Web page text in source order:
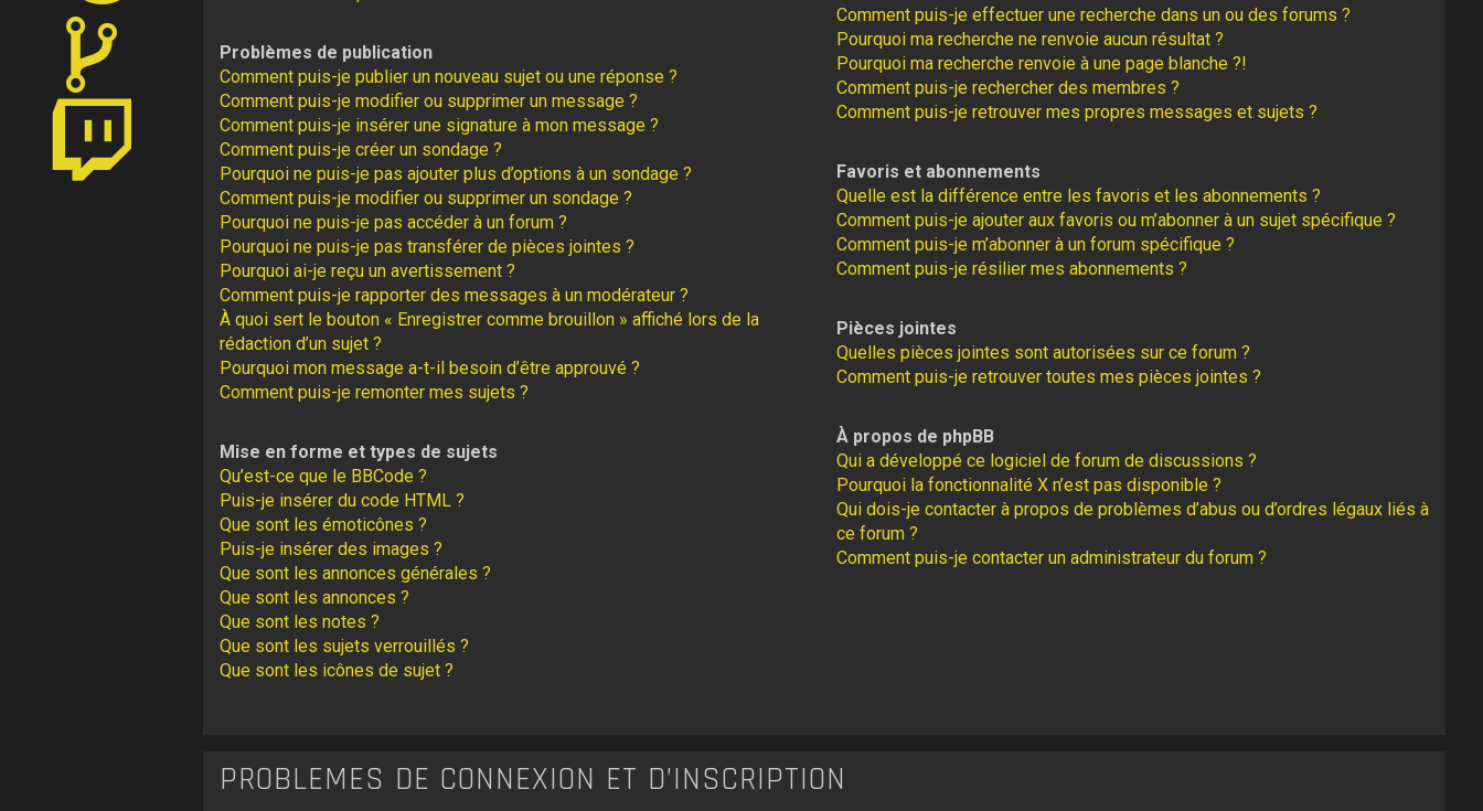
Problèmes de publication
Comment puis-je publier un nouveau sujet ou une réponse ?
Comment puis-je modifier ou supprimer un message ?
Comment puis-je insérer une signature à mon message ?
Comment puis-je créer un sondage ?
Pourquoi ne puis-je pas ajouter plus d’options à un sondage ?
Comment puis-je modifier ou supprimer un sondage ?
Pourquoi ne puis-je pas accéder à un forum ?
Pourquoi ne puis-je pas transférer de pièces jointes ?
Pourquoi ai-je reçu un avertissement ?
Comment puis-je rapporter des messages à un modérateur ?
À quoi sert le bouton « Enregistrer comme brouillon » affiché lors de la
rédaction d’un sujet ?
Pourquoi mon message a-t-il besoin d’être approuvé ?
Comment puis-je remonter mes sujets ?
Mise en forme et types de sujets
Qu’est-ce que le BBCode ?
Puis-je insérer du code HTML ?
Que sont les émoticônes ?
Puis-je insérer des images ?
Que sont les annonces générales ?
Que sont les annonces ?
Que sont les notes ?
Que sont les sujets verrouillés ?
Que sont les icônes de sujet ?
Comment puis-je effectuer une recherche dans un ou des forums ?
Pourquoi ma recherche ne renvoie aucun résultat ?
Pourquoi ma recherche renvoie à une page blanche ?!
Comment puis-je rechercher des membres ?
Comment puis-je retrouver mes propres messages et sujets ?
Favoris et abonnements
Quelle est la différence entre les favoris et les abonnements ?
Comment puis-je ajouter aux favoris ou m’abonner à un sujet spécifique ?
Comment puis-je m’abonner à un forum spécifique ?
Comment puis-je résilier mes abonnements ?
Pièces jointes
Quelles pièces jointes sont autorisées sur ce forum ?
Comment puis-je retrouver toutes mes pièces jointes ?
À propos de phpBB
Qui a développé ce logiciel de forum de discussions ?
Pourquoi la fonctionnalité X n’est pas disponible ?
Qui dois-je contacter à propos de problèmes d’abus ou d’ordres légaux liés à
ce forum ?
Comment puis-je contacter un administrateur du forum ?
PROBLÈMES DE CONNEXION ET D’INSCRIPTION